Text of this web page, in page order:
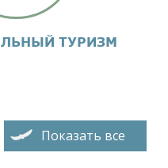
ТУРИЗМ
Показать все